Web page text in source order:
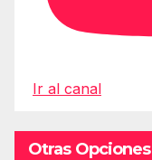
Ir al canal
Otras Opciones